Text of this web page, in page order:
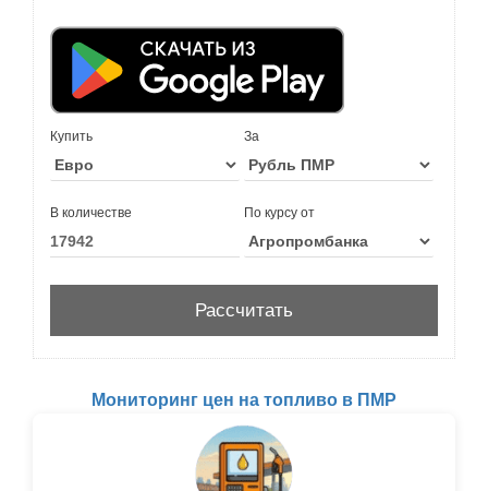
Купить За
В количестве По курсу от
Мониторинг цен на топливо в ПМР